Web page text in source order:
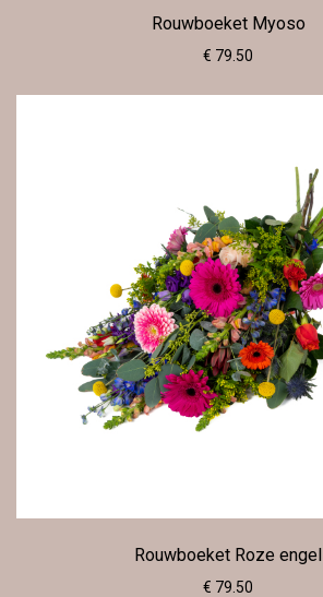
Rouwboeket Myoso
€ 79.50
Rouwboeket Roze engel
€ 79.50